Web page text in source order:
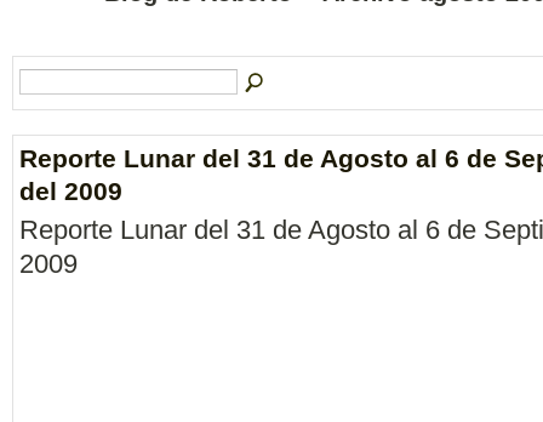
Reporte Lunar del 31 de Agosto al 6 de
del 2009
Reporte Lunar del 31 de Agosto al 6 de
2009